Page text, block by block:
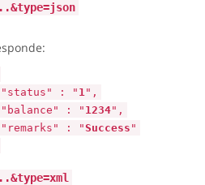
"status" : " 1",
"balance" : " 1234",
"remarks" : "Success "